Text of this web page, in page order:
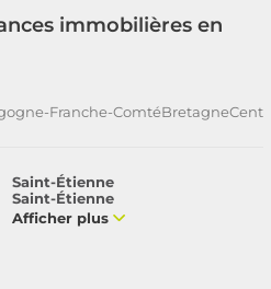
immobilières en
Franche-ComtéBretagne
Saint-Étienne
Saint-Étienne
Afficher plus